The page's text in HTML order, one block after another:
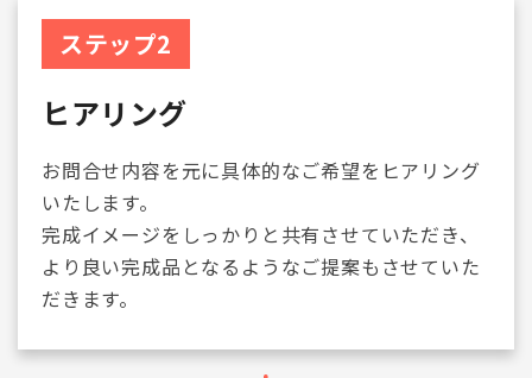
ステップ2
ヒアリング
お問合せ内容を元に具体的なご希望をヒアリング
いたします。
完成イメージをしっかりと共有させていただき、
より良い完成品となるようなご提案もさせていた
だきます。